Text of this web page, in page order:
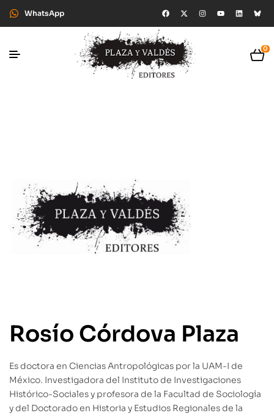
WhatsApp
0
Rosío Córdova Plaza
Es doctora en Ciencias Antropológicas por la UAM-I de
México. Investigadora del Instituto de Investigaciones
Histórico-Sociales y profesora de la Facultad de Sociología
y del Doctorado en Historia y Estudios Regionales de la